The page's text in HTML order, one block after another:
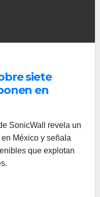
siete
en
SonicWall revela un
México y señala
que explotan